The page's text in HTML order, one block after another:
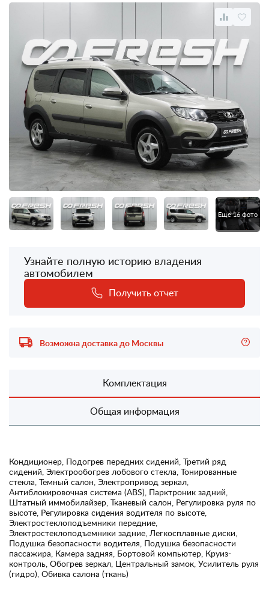
Еще 16 фото
Узнайте полную историю владения
автомобилем
Получить отчет
Возможна доставка до Москвы
Комплектация
Общая информация
Кондиционер, Подогрев передних сидений, Третий ряд
сидений, Электрообогрев лобового стекла, Тонированные
стекла, Темный салон, Электропривод зеркал,
Антиблокировочная система (ABS), Парктроник задний,
Штатный иммобилайзер, Тканевый салон, Регулировка руля по
высоте, Регулировка сидения водителя по высоте,
Электростеклоподъемники передние,
Электростеклоподъемники задние, Легкосплавные диски,
Подушка безопасности водителя, Подушка безопасности
пассажира, Камера задняя, Бортовой компьютер, Круиз-
контроль, Обогрев зеркал, Центральный замок, Усилитель руля
(гидро), Обивка салона (ткань)